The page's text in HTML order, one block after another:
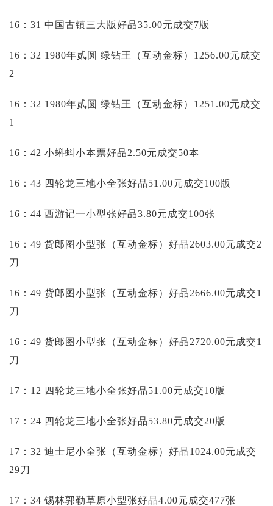
16：31 中国古镇三大版好品35.00元成交7版
16：32 1980年贰圆 绿钻王（互动金标）1256.00元成交
2
16：32 1980年贰圆 绿钻王（互动金标）1251.00元成交
1
16：42 小蝌蚪小本票好品2.50元成交50本
16：43 四轮龙三地小全张好品51.00元成交100版
16：44 西游记一小型张好品3.80元成交100张
16：49 货郎图小型张（互动金标）好品2603.00元成交2
刀
16：49 货郎图小型张（互动金标）好品2666.00元成交1
刀
16：49 货郎图小型张（互动金标）好品2720.00元成交1
刀
17：12 四轮龙三地小全张好品51.00元成交10版
17：24 四轮龙三地小全张好品53.80元成交20版
17：32 迪士尼小全张（互动金标）好品1024.00元成交
29刀
17：34 锡林郭勒草原小型张好品4.00元成交477张